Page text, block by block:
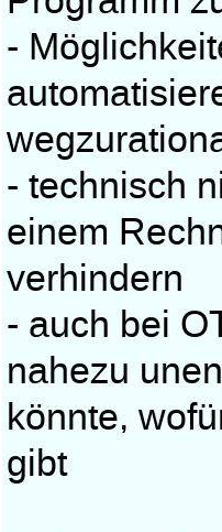
-
- technisch
einem
verhindern
- auch bei
nahezu
könnte,
gibt